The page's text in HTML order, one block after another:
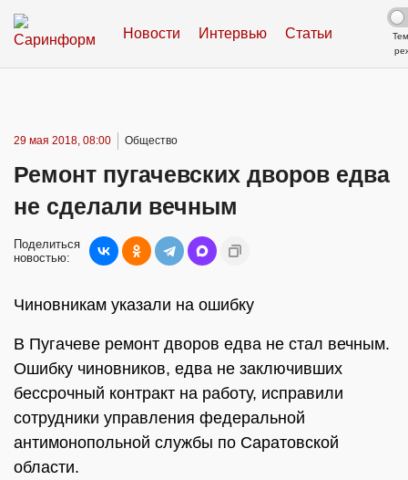
Новости Интервью Статьи
29 мая 2018, 08:00 Общество
Ремонт пугачевских дворов едва
не сделали вечным
Поделиться
новостью:
Чиновникам указали на ошибку
В Пугачеве ремонт дворов едва не стал вечным.
Ошибку чиновников, едва не заключивших
бессрочный контракт на работу, исправили
сотрудники управления федеральной
антимонопольной службы по Саратовской
области.